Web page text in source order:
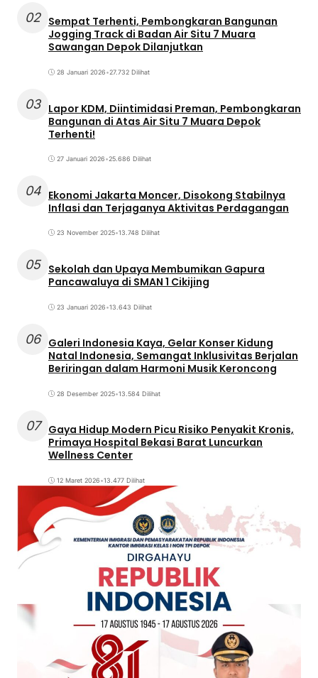
02 Sempat Terhenti, Pembongkaran Bangunan
Jogging Track di Badan Air Situ 7 Muara
Sawangan Depok Dilanjutkan
28 Januari 2026•27.732 Dilihat
03 Lapor KDM, Diintimidasi Preman, Pembongkaran
Bangunan di Atas Air Situ 7 Muara Depok
Terhenti!
27 Januari 2026•25.686 Dilihat
04 Ekonomi Jakarta Moncer, Disokong Stabilnya
Inflasi dan Terjaganya Aktivitas Perdagangan
23 November 2025•13.748 Dilihat
05 Sekolah dan Upaya Membumikan Gapura
Pancawaluya di SMAN 1 Cikijing
23 Januari 2026•13.643 Dilihat
06 Galeri Indonesia Kaya, Gelar Konser Kidung
Natal Indonesia, Semangat Inklusivitas Berjalan
Beriringan dalam Harmoni Musik Keroncong
28 Desember 2025•13.584 Dilihat
07
Gaya Hidup Modern Picu Risiko Penyakit Kronis,
Primaya Hospital Bekasi Barat Luncurkan
Wellness Center
12 Maret 2026•13.477 Dilihat